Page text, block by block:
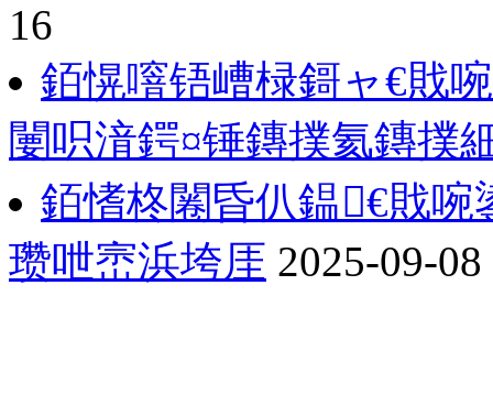
16
銆愰噾铻嶆椂鎶ャ€戝
闄呮湇鍔¤锤鏄撲氦鏄撲
銆愭柊闂昏仈鎾€戝
瓒呭崈浜垮厓 2025-09-08